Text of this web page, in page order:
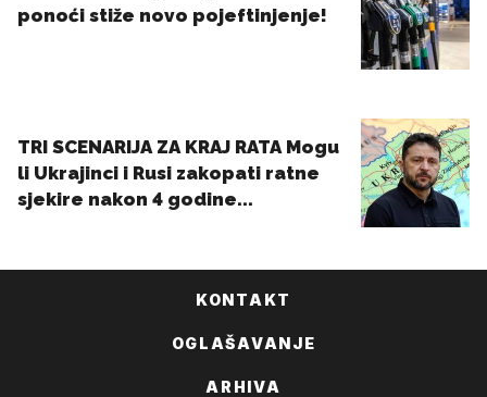
KONTAKT
OGLAŠAVANJE
ARHIVA